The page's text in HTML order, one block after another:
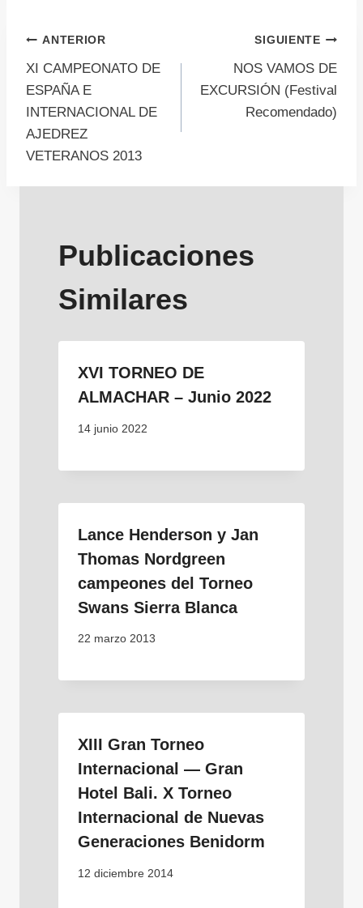
Navegación
de
entradas
ANTERIOR
XI CAMPEONATO DE
ESPAÑA E
INTERNACIONAL DE
AJEDREZ
VETERANOS 2013
SIGUIENTE
NOS VAMOS DE
EXCURSIÓN (Festival
Recomendado)
Publicaciones
Similares
XVI TORNEO DE
ALMACHAR – Junio 2022
14 junio 2022
Lance Henderson y Jan
Thomas Nordgreen
campeones del Torneo
Swans Sierra Blanca
22 marzo 2013
XIII Gran Torneo
Internacional — Gran
Hotel Bali. X Torneo
Internacional de Nuevas
Generaciones Benidorm
12 diciembre 2014